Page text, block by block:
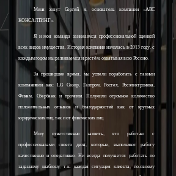
Меня зовут Сергей, я, основатель компании «АЛС
КОНСАЛТИНГ».
Я и моя команда занимаемся профессиональной оценкой
всех видов имущества. История компании началась в 2013 году, с
каждым годом мы развиваемся и растём, охватывая всю Россию.
За прошедшее время, мы успели поработать с такими
компаниями как: LG Group, Газпром, Ростех, Росэлектроника,
Финам, Сбербанк и прочими. Получили огромное количество
положительных отзывов и благодарностей как от крупных
юридических лиц, так и от физических лиц.
Могу ответственно заявить, что работаю с
профессионалами своего дела, которые, выполняют работу
качественно и оперативно. Ни всегда получается работать по
заданному шаблону, т.к. каждая ситуация клиента, по-своему